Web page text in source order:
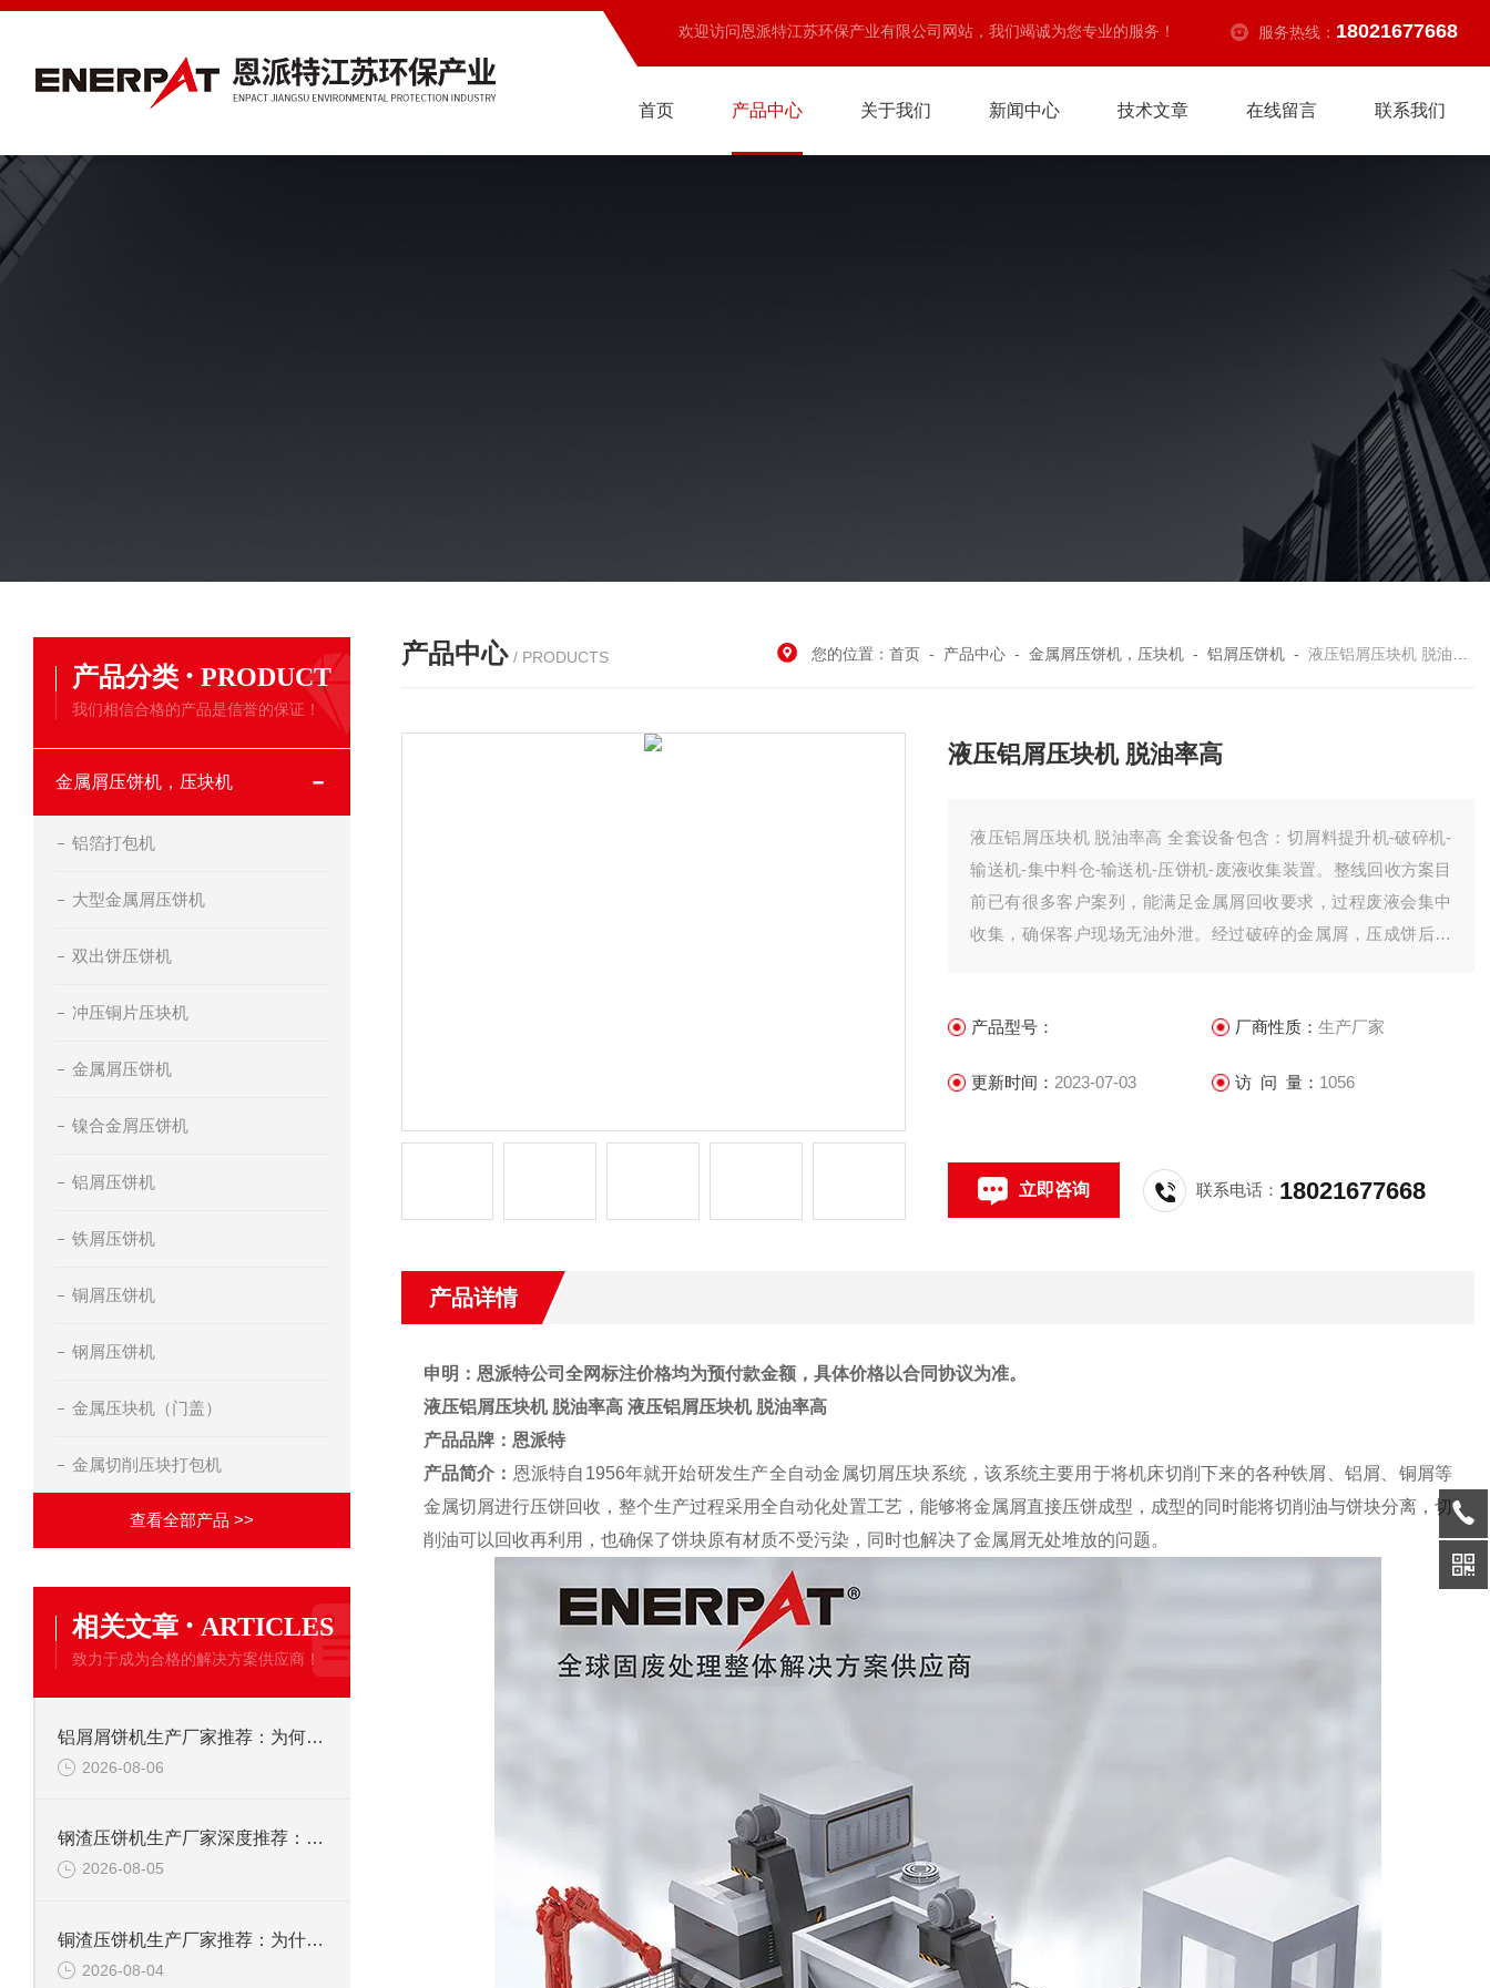
欢迎访问恩派特江苏环保产业有限公司网站，我们竭诚为您专业的服务！ 服务热线： 18021677668
首页 产品中心 关于我们 新闻中心 技术文章 在线留言 联系我们
产品分类 · PRODUCT
我们相信合格的产品是信誉的保证！
金属屑压饼机，压块机
铝箔打包机
大型金属屑压饼机
双出饼压饼机
冲压铜片压块机
金属屑压饼机
镍合金屑压饼机
铝屑压饼机
铁屑压饼机
铜屑压饼机
钢屑压饼机
金属压块机（门盖）
金属切削压块打包机
查看全部产品 >>
相关文章 · ARTICLES
致力于成为合格的解决方案供应商！
铝屑屑饼机生产厂家推荐：为何恩派特成为金属回收行业的“隐形优选”？
2026-08-06
钢渣压饼机生产厂家深度推荐：为何恩派特成为高净值产线的优选
2026-08-05
铜渣压饼机生产厂家推荐：为什么恩派特成为众多企业的信赖？
2026-08-04
产品中心 / PRODUCTS 您的位置：首页 - 产品中心 -金属屑压饼机，压块机 -铝屑压饼机 -液压铝屑压块机 脱油率高
液压铝屑压块机 脱油率高
液压铝屑压块机 脱油率高 全套设备包含：切屑料提升机-破碎机-
输送机-集中料仓-输送机-压饼机-废液收集装置。整线回收方案目
前已有很多客户案列，能满足金属屑回收要求，过程废液会集中
收集，确保客户现场无油外泄。经过破碎的金属屑，压成饼后，
产品型号： 厂商性质： 生产厂家
更新时间： 2023-07-03 访 问 量： 1056
立即咨询 联系电话： 18021677668
产品详情
申明：恩派特公司全网标注价格均为预付款金额，具体价格以合同协议为准。
液压铝屑压块机 脱油率高 液压铝屑压块机 脱油率高
产品品牌： 恩派特
产品简介： 恩派特自1956年就开始研发生产全自动金属切屑压块系统，该系统主要用于将机床切削下来的各种铁屑、铝屑、铜屑等
金属切屑进行压饼回收，整个生产过程采用全自动化处置工艺，能够将金属屑直接压饼成型，成型的同时能将切削油与饼块分离，切
削油可以回收再利用，也确保了饼块原有材质不受污染，同时也解决了金属屑无处堆放的问题。